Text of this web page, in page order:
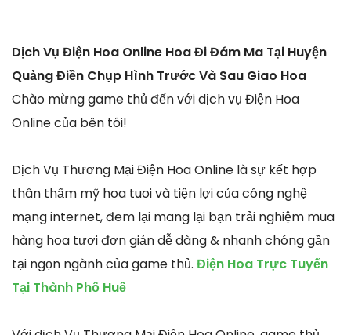
Dịch Vụ Điện Hoa Online Hoa Đi Đám Ma Tại Huyện
Quảng Điền Chụp Hình Trước Và Sau Giao Hoa
Chào mừng game thủ đến với dịch vụ Điện Hoa
Online của bên tôi!
Dịch Vụ Thương Mại Điện Hoa Online là sự kết hợp
thân thẩm mỹ hoa tuoi và tiện lợi của công nghệ
mạng internet, đem lại mang lại bạn trải nghiệm mua
hàng hoa tươi đơn giản dễ dàng & nhanh chóng gần
tại ngọn ngành của game thủ. Điện Hoa Trực Tuyến
Tại Thành Phố Huế